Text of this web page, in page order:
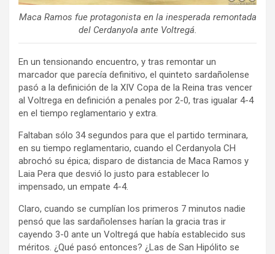
Maca Ramos fue protagonista en la inesperada remontada
del Cerdanyola ante Voltregá.
En un tensionando encuentro, y tras remontar un
marcador que parecía definitivo, el quinteto sardañolense
pasó a la definición de la XIV Copa de la Reina tras vencer
al Voltrega en definición a penales por 2-0, tras igualar 4-4
en el tiempo reglamentario y extra.
Faltaban sólo 34 segundos para que el partido terminara,
en su tiempo reglamentario, cuando el Cerdanyola CH
abrochó su épica; disparo de distancia de Maca Ramos y
Laia Pera que desvió lo justo para establecer lo
impensado, un empate 4-4.
Claro, cuando se cumplían los primeros 7 minutos nadie
pensó que las sardañolenses harían la gracia tras ir
cayendo 3-0 ante un Voltregá que había establecido sus
méritos. ¿Qué pasó entonces? ¿Las de San Hipólito se